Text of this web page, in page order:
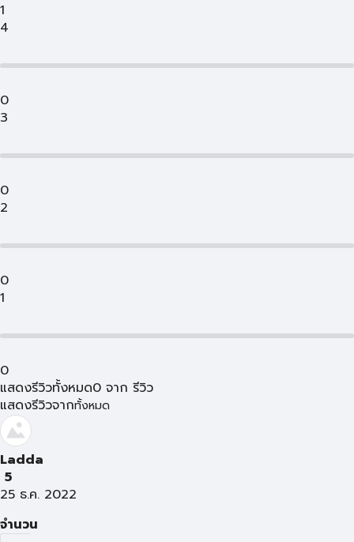
1
4
0
3
0
2
0
1
0
แสดงรีวิวทั้งหมด0 จาก รีวิว
แสดงรีวิวจากทั้งหมด
Ladda
5
25 ธ.ค. 2022
จำนวน